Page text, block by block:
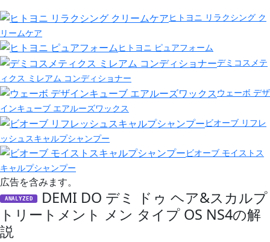
ヒトヨニ リラクシング ク
リームケア
ヒトヨニ ピュアフォーム
デミコスメテ
ィクス ミレアム コンディショナー
ウェーボ デザ
インキューブ エアルーズワックス
ビオーブ リフレ
ッシュスキャルプシャンプー
ビオーブ モイストス
キャルプシャンプー
広告を含みます。
ANALYZED
DEMI DO デミ ドゥ ヘア&スカルプ
トリートメント メン タイプ OS NS4の解
説